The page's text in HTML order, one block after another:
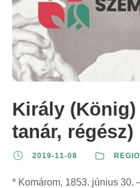
Király
tanár, régész)
2019-11-08
* Komárom, 1853. június 30.